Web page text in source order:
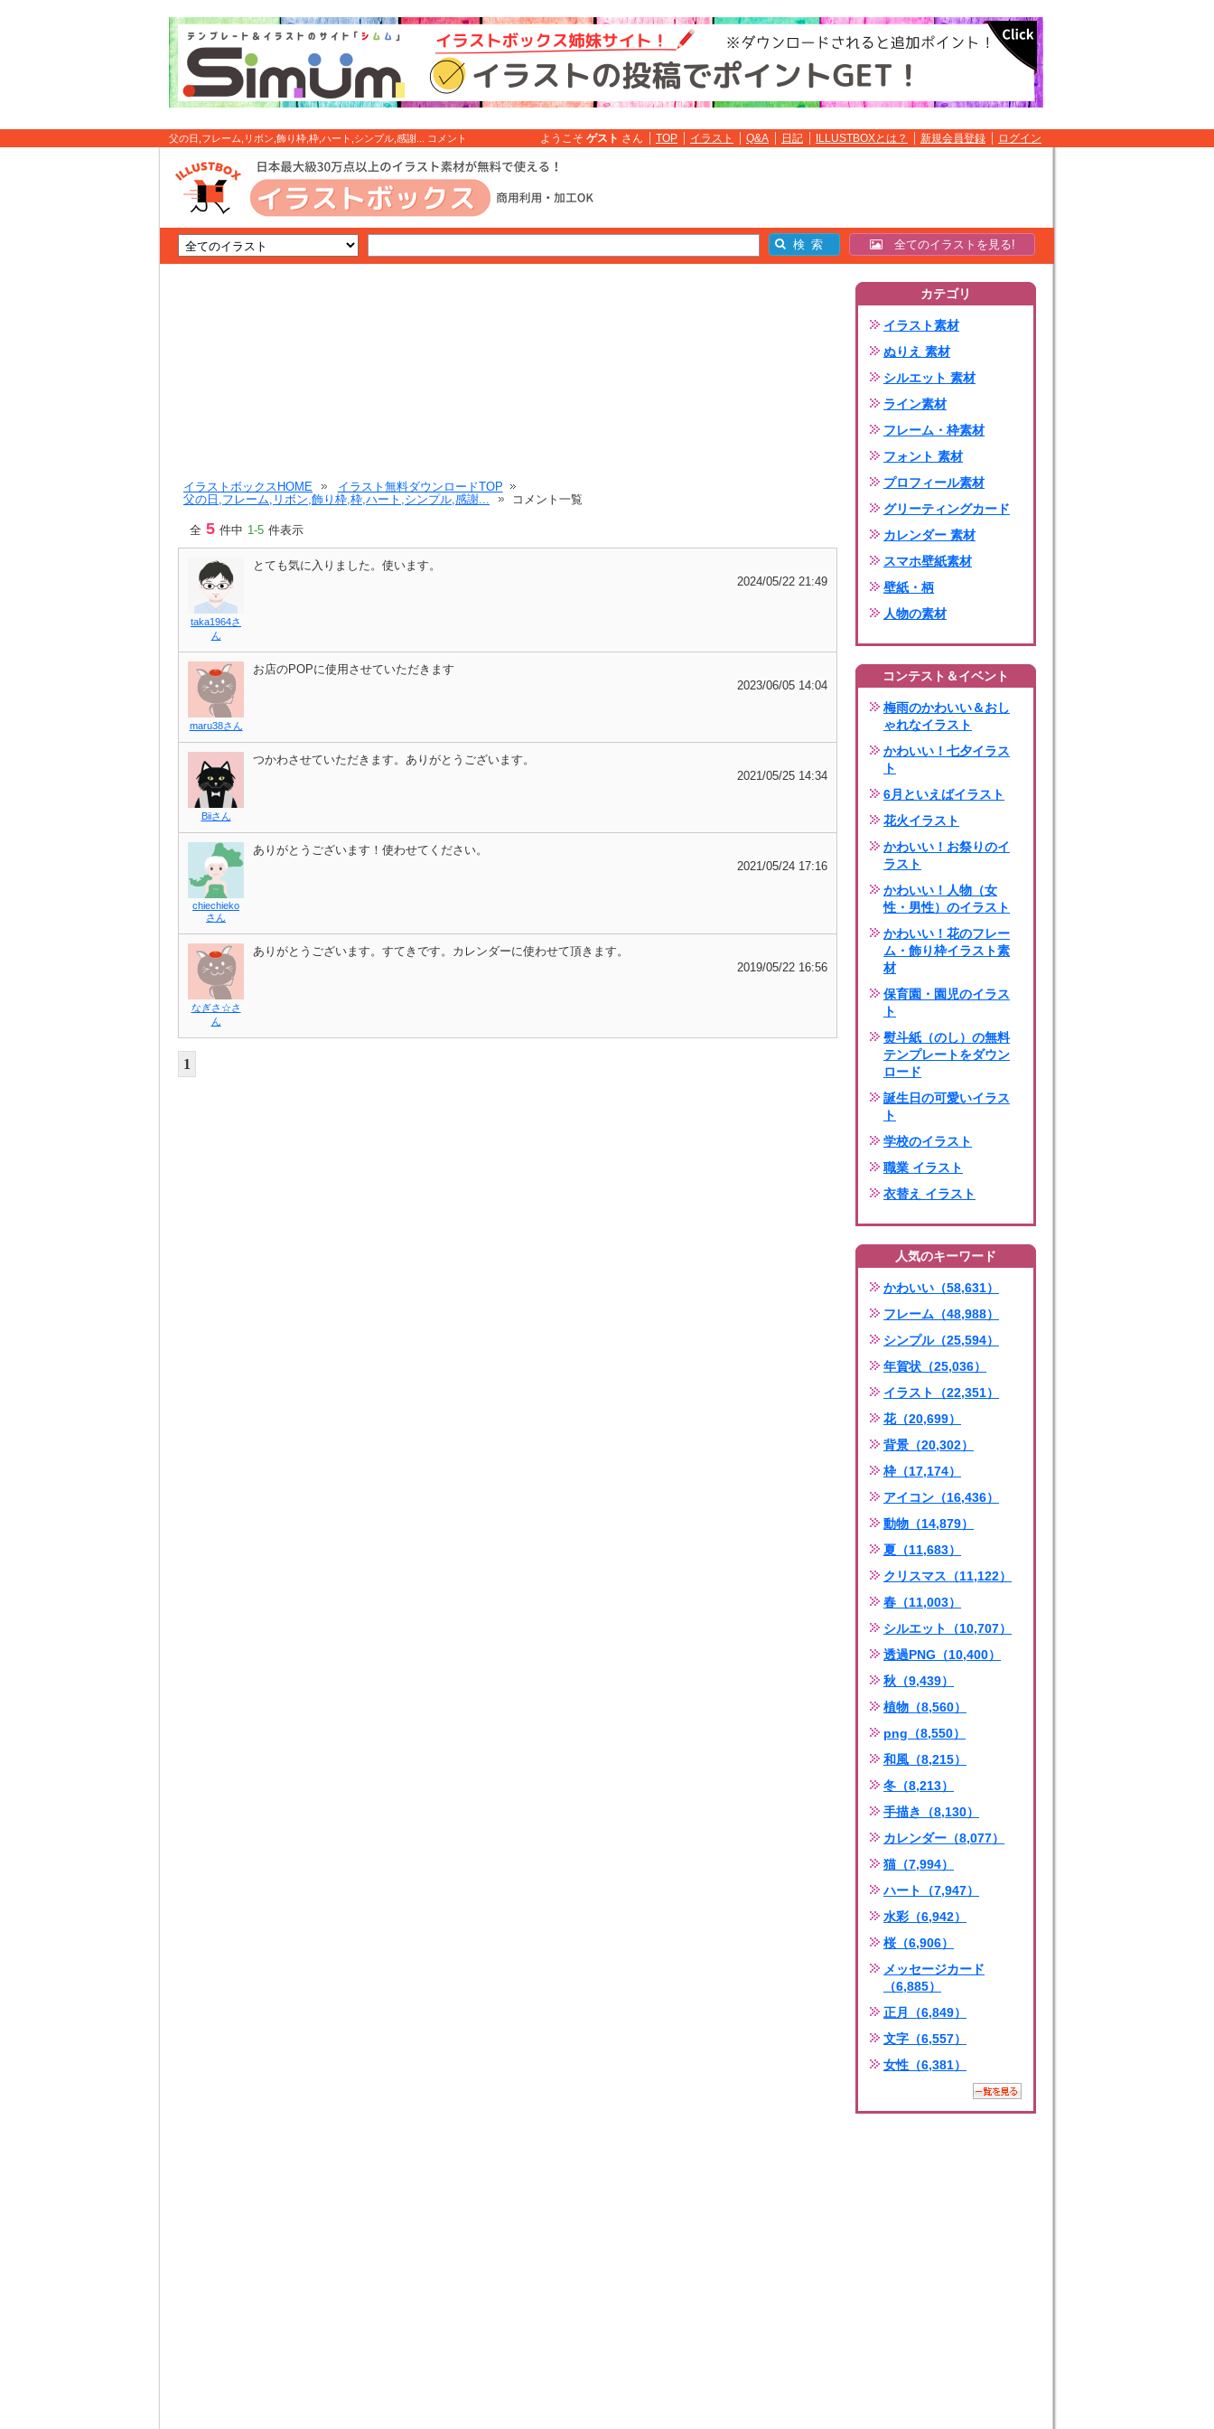
父の日,フレーム,リボン,飾り枠,枠,ハート,シンプル,感謝... コメント
ようこそ ゲスト さん TOP イラスト Q&A 日記 ILLUSTBOXとは？ 新規会員登録 ログイン
全てのイラストを見る!
イラストボックスHOME
イラスト無料ダウンロードTOP
父の日,フレーム,リボン,飾り枠,枠,ハート,シンプル,感謝...
コメント一覧
全 5 件中 1-5 件表示
taka1964さ
ん
とても気に入りました。使います。
2024/05/22 21:49
maru38さん
お店のPOPに使用させていただきます
2023/06/05 14:04
Biiさん
つかわさせていただきます。ありがとうございます。
2021/05/25 14:34
chiechieko
さん
ありがとうございます！使わせてください。
2021/05/24 17:16
なぎさ☆さ
ん
ありがとうございます。すてきです。カレンダーに使わせて頂きます。
2019/05/22 16:56
1
カテゴリ
イラスト素材
ぬりえ 素材
シルエット 素材
ライン素材
フレーム・枠素材
フォント 素材
プロフィール素材
グリーティングカード
カレンダー 素材
スマホ壁紙素材
壁紙・柄
人物の素材
コンテスト＆イベント
梅雨のかわいい＆おし
ゃれなイラスト
かわいい！七夕イラス
ト
6月といえばイラスト
花火イラスト
かわいい！お祭りのイ
ラスト
かわいい！人物（女
性・男性）のイラスト
かわいい！花のフレー
ム・飾り枠イラスト素
材
保育園・園児のイラス
ト
熨斗紙（のし）の無料
テンプレートをダウン
ロード
誕生日の可愛いイラス
ト
学校のイラスト
職業 イラスト
衣替え イラスト
人気のキーワード
かわいい（58,631）
フレーム（48,988）
シンプル（25,594）
年賀状（25,036）
イラスト（22,351）
花（20,699）
背景（20,302）
枠（17,174）
アイコン（16,436）
動物（14,879）
夏（11,683）
クリスマス（11,122）
春（11,003）
シルエット（10,707）
透過PNG（10,400）
秋（9,439）
植物（8,560）
png（8,550）
和風（8,215）
冬（8,213）
手描き（8,130）
カレンダー（8,077）
猫（7,994）
ハート（7,947）
水彩（6,942）
桜（6,906）
メッセージカード
（6,885）
正月（6,849）
文字（6,557）
女性（6,381）